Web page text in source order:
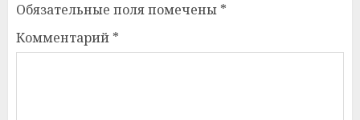
Обязательные поля помечены *
Комментарий *